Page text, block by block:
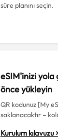
süre planını seçin.
eSIM'inizi yola
önce yükleyin
QR kodunuz [My
saklanacaktır –
Kurulum kılavuzu